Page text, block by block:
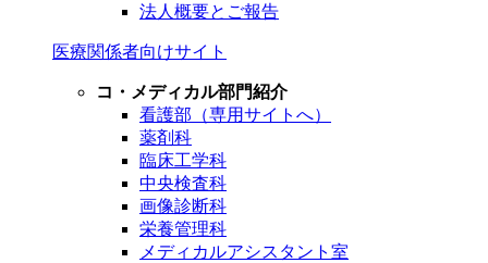
法人概要とご報告
医療関係者向けサイト
コ・メディカル部門紹介
看護部（専用サイトへ）
薬剤科
臨床工学科
中央検査科
画像診断科
栄養管理科
メディカルアシスタント室